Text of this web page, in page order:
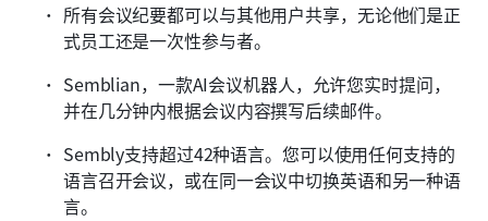
所有会议纪要都可以与其他用户共享，无论他们是正
式员工还是一次性参与者。
Semblian，一款AI会议机器人，允许您实时提问，
并在几分钟内根据会议内容撰写后续邮件。
Sembly支持超过42种语言。您可以使用任何支持的
语言召开会议，或在同一会议中切换英语和另一种语
言。